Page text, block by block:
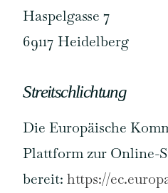
Haspelgasse 7
69117 Heidelberg
Streitschlichtung
Die Europäische
Plattform zur Online-
bereit:https://